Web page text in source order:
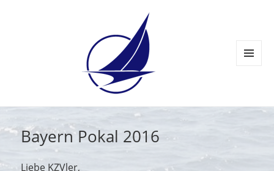
Bayern Pokal 2016
Liebe KZVler,